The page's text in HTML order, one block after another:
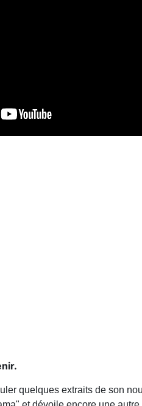
quelques extraits de son